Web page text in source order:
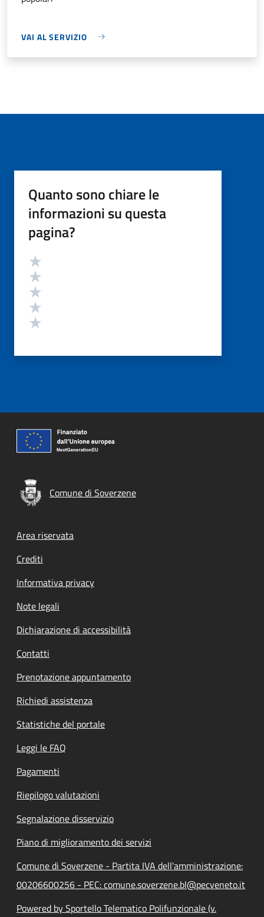
VAI AL SERVIZIO
Quanto sono chiare le
informazioni su questa
pagina?
Valutazione
Comune di Soverzene
Footer menu
Area riservata
Crediti
Informativa privacy
Note legali
Dichiarazione di accessibilità
Contatti
Prenotazione appuntamento
Richiedi assistenza
Statistiche del portale
Leggi le FAQ
Pagamenti
Riepilogo valutazioni
Segnalazione disservizio
Piano di miglioramento dei servizi
Comune di Soverzene - Partita IVA dell'amministrazione:
00206600256 - PEC: comune.soverzene.bl@pecveneto.it
Powered by Sportello Telematico Polifunzionale (v.